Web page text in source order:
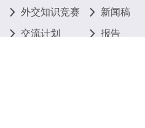
外交知识竞赛
交流计划
新闻稿
报告